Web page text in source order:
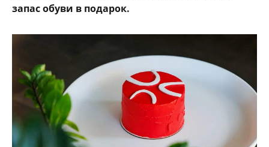
запас обуви в подарок.